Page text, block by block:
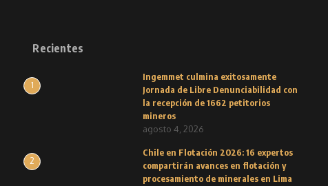
Recientes
1
Ingemmet culmina exitosamente
Jornada de Libre Denunciabilidad con
la recepción de 1662 petitorios
mineros
agosto 4, 2026
2
Chile en Flotación 2026: 16 expertos
compartirán avances en flotación y
procesamiento de minerales en Lima